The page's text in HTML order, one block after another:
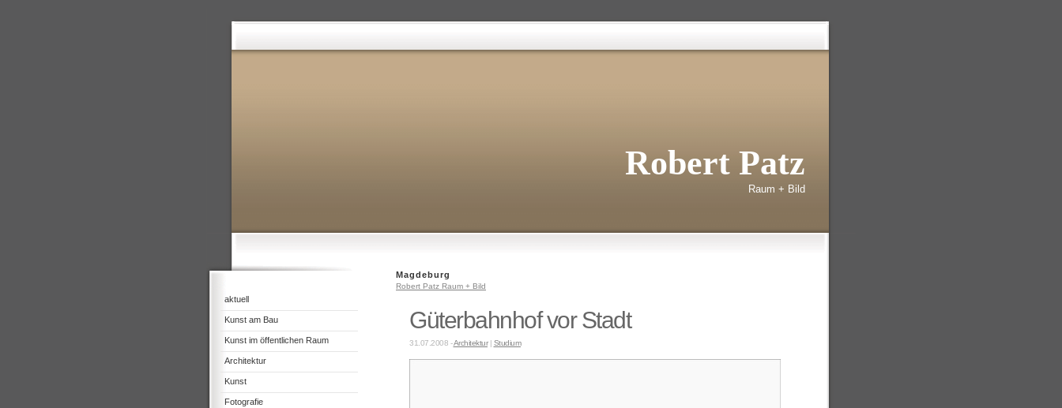
Robert Patz
Raum + Bild
aktuell
Kunst am Bau
Kunst im öffentlichen Raum
Architektur
Kunst
Fotografie
Magdeburg
Robert Patz Raum + Bild
Güterbahnhof vor Stadt
31.07.2008 -Architektur| Studium